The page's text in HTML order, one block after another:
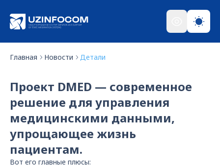
Главная Новости Детали
Проект DMED — современное
решение для управления
медицинскими данными,
упрощающее жизнь
пациентам.
Вот его главные плюсы: